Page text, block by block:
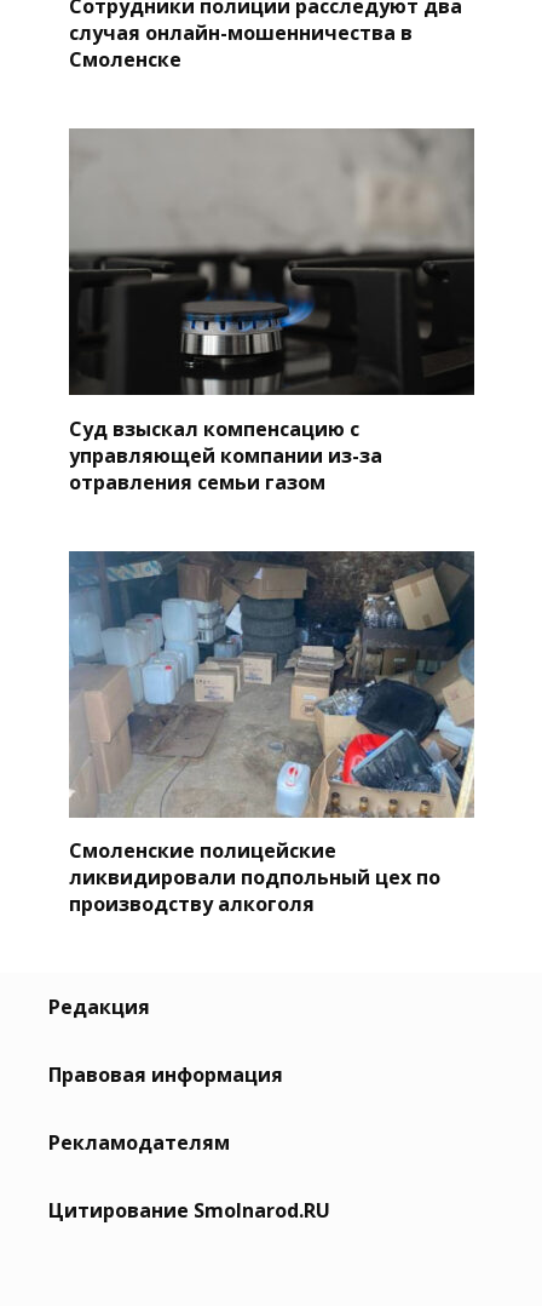
Сотрудники полиции расследуют два
случая онлайн-мошенничества в
Смоленске
Суд взыскал компенсацию с
управляющей компании из-за
отравления семьи газом
Смоленские полицейские
ликвидировали подпольный цех по
производству алкоголя
Редакция
Правовая информация
Рекламодателям
Цитирование Smolnarod.RU